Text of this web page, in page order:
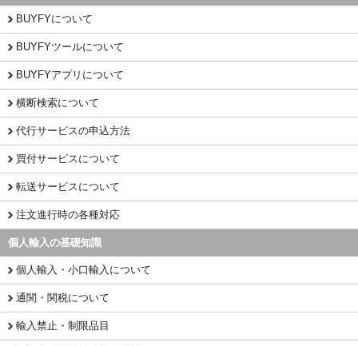
BUYFYについて
BUYFYツールについて
BUYFYアプリについて
横断検索について
代行サービスの申込方法
買付サービスについて
転送サービスについて
注文進行時の各種対応
個人輸入の基礎知識
個人輸入・小口輸入について
通関・関税について
輸入禁止・制限品目